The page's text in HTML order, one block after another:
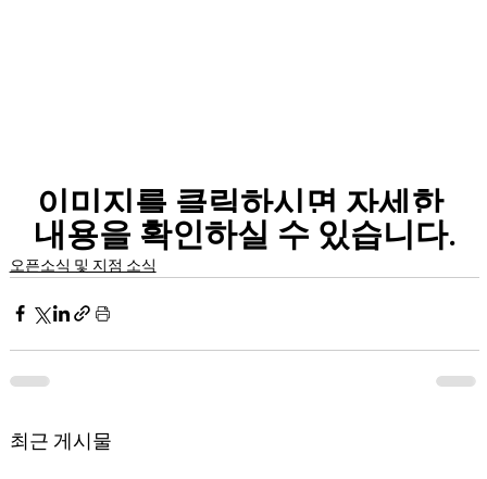
이미지를 클릭하시면 자세한
내용을 확인하실 수 있습니다.
오픈소식 및 지점 소식
최근 게시물